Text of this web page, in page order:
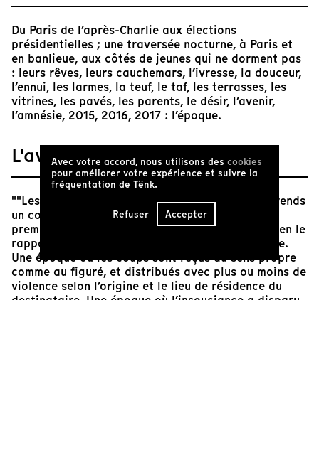
Du Paris de l’après-Charlie aux élections
présidentielles ; une traversée nocturne, à Paris et
en banlieue, aux côtés de jeunes qui ne dorment pas
: leurs rêves, leurs cauchemars, l’ivresse, la douceur,
l’ennui, les larmes, la teuf, le taf, les terrasses, les
vitrines, les pavés, les parents, le désir, l’avenir,
l’amnésie, 2015, 2016, 2017 : l’époque.
L'avis de Tënk
""Les pocks", c’est le son que tu fais quand tu prends
un coup de matraque !" : constituant l’une des
premières phrases du film, cette assertion dit bien le
rapport d’une partie de la jeunesse à son époque.
Une époque où les coups sont reçus au sens propre
comme au figuré, et distribués avec plus ou moins de
violence selon l’origine et le lieu de résidence du
destinataire. Une époque où l’insouciance a disparu,
Avec votre accord, nous utilisons des cookies
pour améliorer votre expérience et suivre la
fréquentation de Tënk.
Refuser Accepter